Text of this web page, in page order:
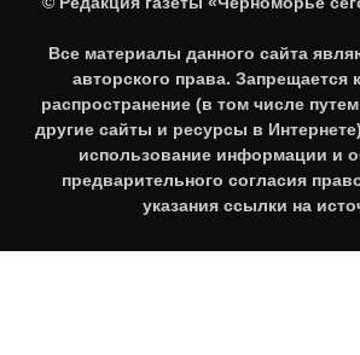
Все материалы данного сайта
авторского права. Запрещается
распространение (в том числе
другие сайты и ресурсы в
использование информации и
предварительного согласия
указания ссылки на